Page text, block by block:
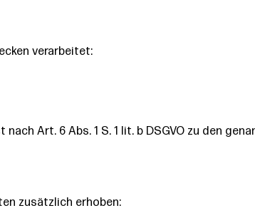
verarbeitet:
Art. 6 Abs. 1 S. 1 lit. b DSGVO zu den
zusätzlich erhoben: